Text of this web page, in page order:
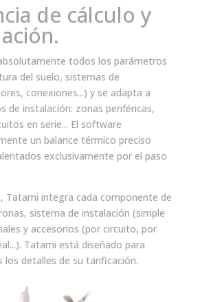
de cálculo y
todos los parámetros
del suelo, sistemas de
conexiones...) y se adapta a
de instalación: zonas periféricas,
en serie... El software
un balance térmico preciso
exclusivamente por el paso
Tatami integra cada componente de
sistema de instalación (simple
y accesorios (por circuito, por
Tatami está diseñado para
los detalles de su tarificación.